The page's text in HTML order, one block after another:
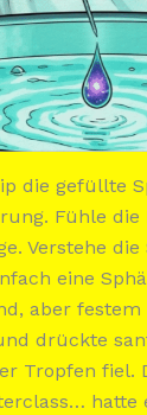
die gefüllte
Fühle die
Verstehe
eine
aber
drückte
Tropfen fiel.
hatte